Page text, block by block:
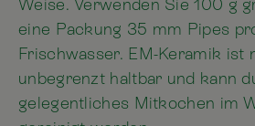
Weise. Verwenden Sie 100 g
eine Packung 35 mm Pipes
Frischwasser. EM-Keramik ist
unbegrenzt haltbar und kann
gelegentliches Mitkochen im